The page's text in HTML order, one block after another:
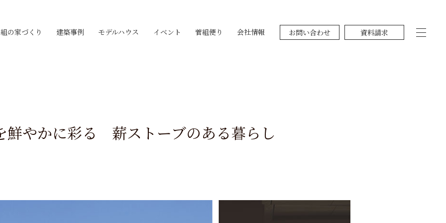
の家づくり 建築事例 モデルハウス イベント 菅組便り 会社情報 お問い合わせ 資料請求
鮮やかに彩る 薪ストーブのある暮らし